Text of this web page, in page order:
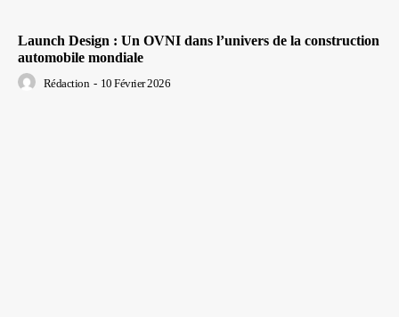
Launch Design : Un OVNI dans l’univers de la construction
automobile mondiale
Rédaction - 10 Février 2026